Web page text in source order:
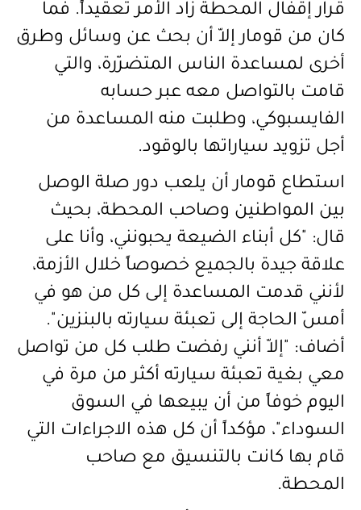
قرار إقفال المحطة زاد الأمر تعقيداً. فما
كان من قومار إلاّ أن بحث عن وسائل وطرق
أخرى لمساعدة الناس المتضرّرة، والتي
قامت بالتواصل معه عبر حسابه
الفايسبوكي، وطلبت منه المساعدة من
أجل تزويد سياراتها بالوقود.
استطاع قومار أن يلعب دور صلة الوصل
بين المواطنين وصاحب المحطة، بحيث
قال: "كل أبناء الضيعة يحبونني، وأنا على
علاقة جيدة بالجميع خصوصاً خلال الأزمة،
لأنني قدمت المساعدة إلى كل من هو في
أمسّ الحاجة إلى تعبئة سيارته بالبنزين".
أضاف: "إلاّ أنني رفضت طلب كل من تواصل
معي بغية تعبئة سيارته أكثر من مرة في
اليوم خوفاً من أن يبيعها في السوق
السوداء"، مؤكداً أن كل هذه الاجراءات التي
قام بها كانت بالتنسيق مع صاحب
المحطة.